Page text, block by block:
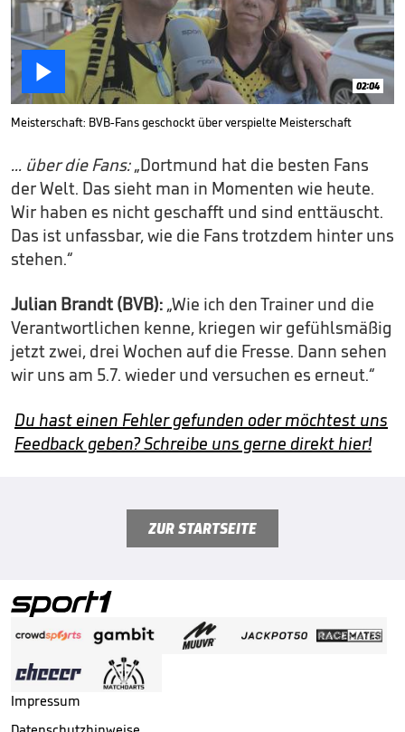
 02:04
Meisterschaft: BVB-Fans geschockt über verspielte Meisterschaft
... über die Fans:„Dortmund hat die besten Fans
der Welt. Das sieht man in Momenten wie heute.
Wir haben es nicht geschafft und sind enttäuscht.
Das ist unfassbar, wie die Fans trotzdem hinter uns
stehen.“
Julian Brandt (BVB): „Wie ich den Trainer und die
Verantwortlichen kenne, kriegen wir gefühlsmäßig
jetzt zwei, drei Wochen auf die Fresse. Dann sehen
wir uns am 5.7. wieder und versuchen es erneut.“
Du hast einen Fehler gefunden oder möchtest uns
Feedback geben? Schreibe uns gerne direkt hier!
ZUR STARTSEITE
Impressum